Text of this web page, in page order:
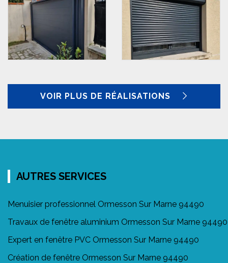
VOIR PLUS DE RÉALISATIONS
AUTRES SERVICES
Menuisier professionnel Ormesson Sur Marne 94490
Travaux de fenêtre aluminium Ormesson Sur Marne 94490
Expert en fenêtre PVC Ormesson Sur Marne 94490
Création de fenêtre Ormesson Sur Marne 94490